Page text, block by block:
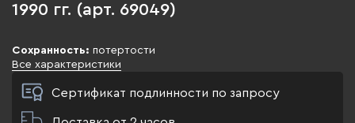
1990 гг. (арт. 69049)
Сохранность: потертости
Все характеристики
Сертификат подлинности по запросу